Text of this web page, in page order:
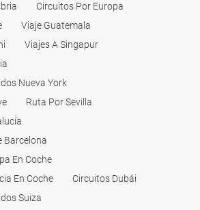
Circuitos Por Europa
Viaje Guatemala
Viajes A Singapur
Nueva York
Ruta Por Sevilla
Barcelona
En Coche
En Coche
Circuitos Dubái
Suiza